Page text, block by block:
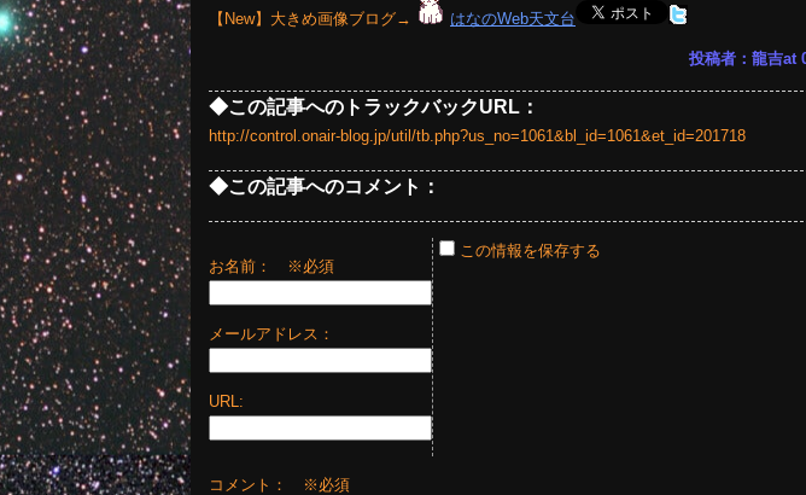
【New】大きめ画像ブログ→ はなのWeb天文台
投稿者：龍吉at
◆この記事へのトラックバックURL：
http://control.onair-blog.jp/util/tb.php?us_no=1061&bl_id=1061&et_id=201718
◆この記事へのコメント：
お名前： ※必須
メールアドレス：
URL:
この情報を保存する
コメント： ※必須